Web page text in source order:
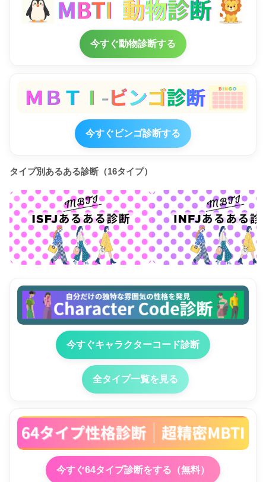
今すぐ動物診断する
今すぐビンゴ診断する
タイプ別あるある診断（16タイプ）
今すぐキャラクターコード診断
全タイプ一覧を見る
今すぐ64タイプ診断をする（無料）